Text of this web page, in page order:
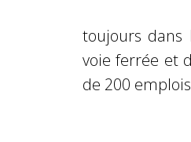
toujours
voie ferrée et
de 200